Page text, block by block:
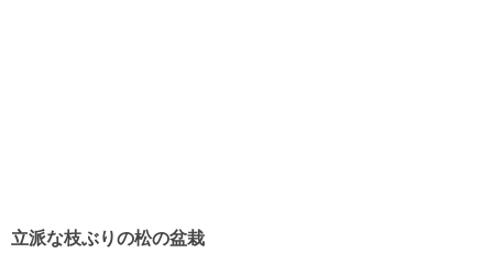
立派な枝ぶりの松の盆栽